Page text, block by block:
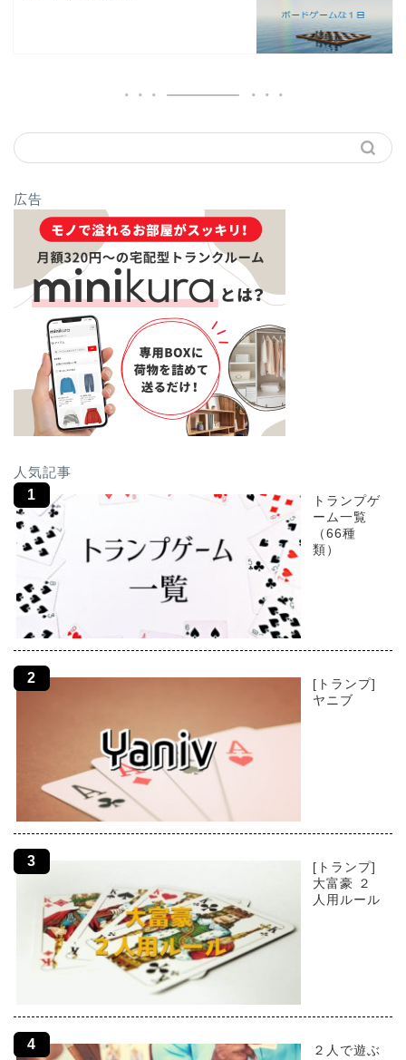
広告
人気記事
トランプゲ
ーム一覧
（66種
類）
[トランプ]
ヤニブ
[トランプ]
大富豪 ２
人用ルール
２人で遊ぶ